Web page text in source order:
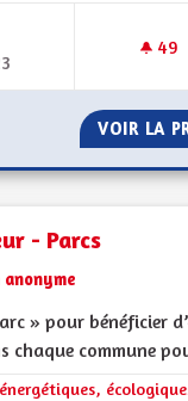
49
VOIR LA
- Parcs
» pour bénéficier
chaque commune
de la catégorie :